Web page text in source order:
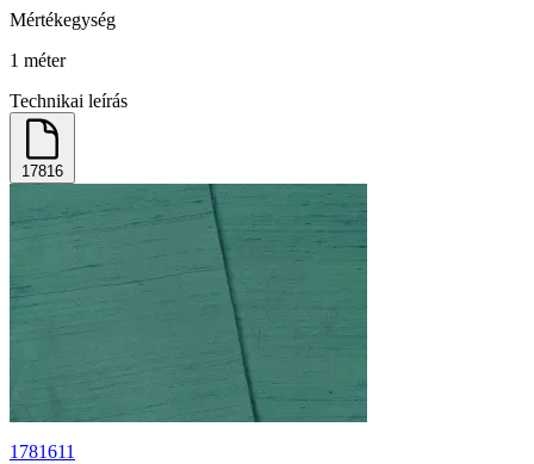
Mértékegység
1 méter
Technikai leírás
17816
1781611